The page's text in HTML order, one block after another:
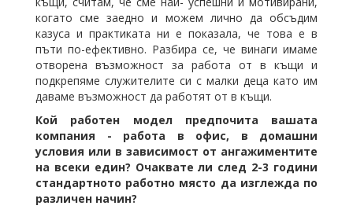
когато сме заедно и можем лично да обсъдим
казуса и практиката ни е показала, че това е в
пъти по-ефективно. Разбира се, че винаги имаме
отворена възможност за работа от в къщи и
подкрепяме служителите си с малки деца като им
даваме възможност да работят от в къщи.
Кой работен модел предпочита вашата
компания - работа в офис, в домашни
условия или в зависимост от ангажиментите
на всеки един? Очаквате ли след 2-3 години
стандартното работно място да изглежда по
различен начин?